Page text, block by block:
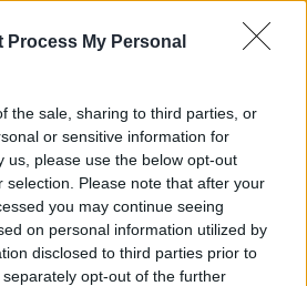
Process My Personal
the sale, sharing to third parties, or
or sensitive information for
us, please use the below opt-out
selection. Please note that after your
you may continue seeing
on personal information utilized by
disclosed to third parties prior to
opt-out of the further
κατάγματα;
Τα GLP-1 συνδέονται με
υψηλότερο κίνδυνο
καταγμάτων,
οστεροπόρωσης και
ουρικής αρθρίτιδας
[μελέτη]